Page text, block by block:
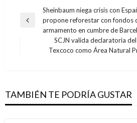
Navegación
de
entradas
Entrada
anterior
Sheinbaum niega crisis con
propone reforestar con fondos
armamento en cumbre de
Entrada
SCJN valida declaratoria
Texcoco como Área Natural
TAMBIÉN TE PODRÍA GUSTAR